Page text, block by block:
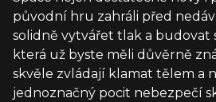
původní hru zahráli před
solidně vytvářet tlak a budovat
která už byste měli důvěrně
skvěle zvládají klamat tělem a
jednoznačný pocit nebezpečí